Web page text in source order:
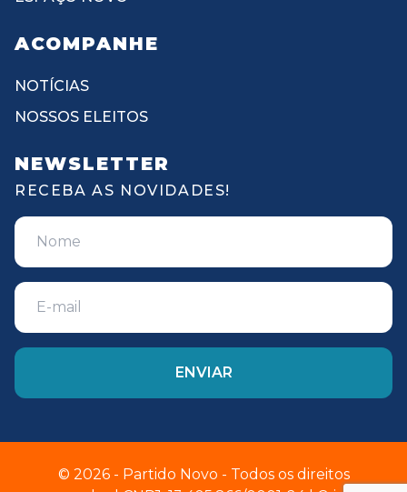
ACOMPANHE
NOTÍCIAS
NOSSOS ELEITOS
NEWSLETTER
RECEBA AS NOVIDADES!
© 2026 - Partido Novo - Todos os direitos